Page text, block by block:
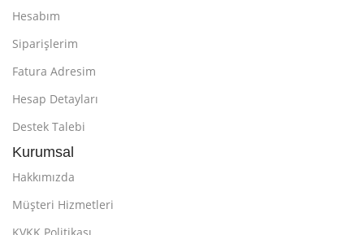
Hesabım
Siparişlerim
Fatura Adresim
Hesap Detayları
Destek Talebi
Kurumsal
Hakkımızda
Müşteri Hizmetleri
KVKK Politikası